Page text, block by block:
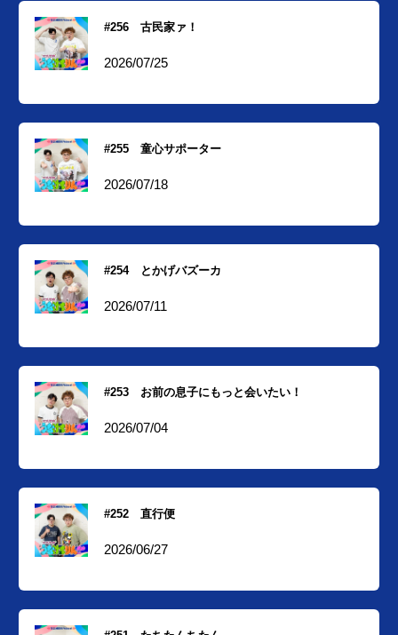
#256 古民家ァ！
2026/07/25
#255 童心サポーター
2026/07/18
#254 とかげバズーカ
2026/07/11
#253 お前の息子にもっと会いたい！
2026/07/04
#252 直行便
2026/06/27